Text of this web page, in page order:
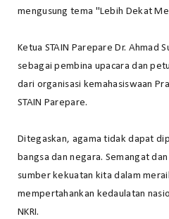
mengusung tema "Lebih Dekat
Ketua STAIN Parepare Dr. Ahmad
sebagai pembina upacara dan
dari organisasi kemahasiswaan
STAIN Parepare.
Ditegaskan, agama tidak dapat
bangsa dan negara. Semangat
sumber kekuatan kita dalam
mempertahankan kedaulatan
NKRI.